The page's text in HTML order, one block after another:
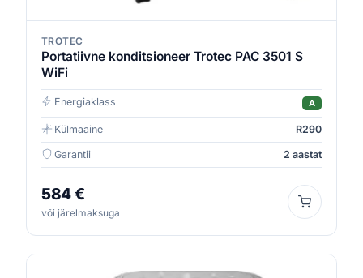
TROTEC
Portatiivne konditsioneer Trotec PAC 3501 S
WiFi
Energiaklass A
Külmaaine R290
Garantii 2 aastat
584 €
või järelmaksuga